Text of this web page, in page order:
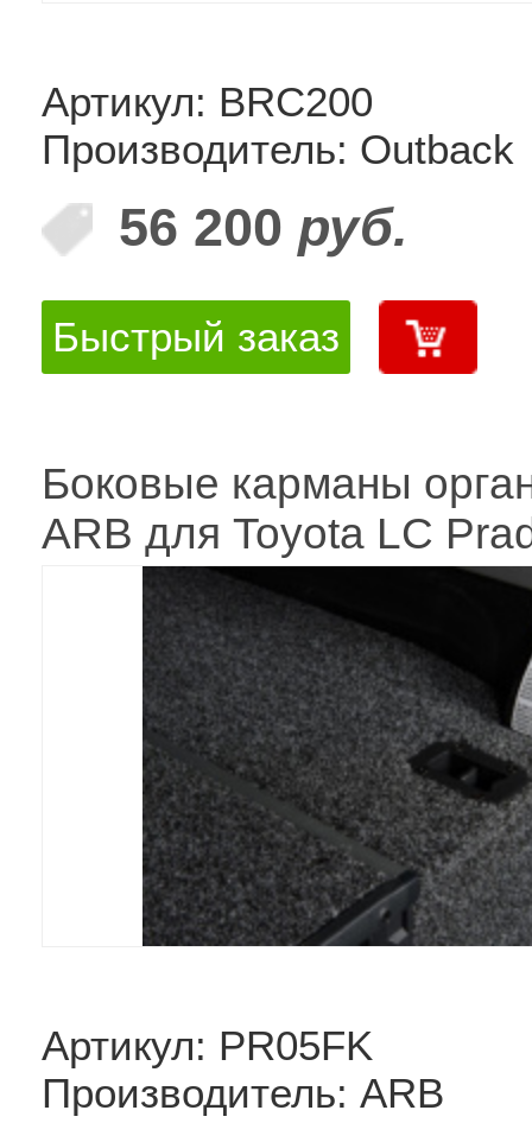
Артикул: BRC200
Производитель: Outback
56 200 руб.
Быстрый заказ
Боковые карманы
ARB для Toyota LC
Артикул: PR05FK
Производитель: ARB